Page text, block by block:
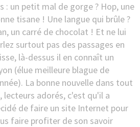
: un petit mal de gorge ? Hop, une
tisane ! Une langue qui brûle ?
un carré de chocolat ! Et ne lui
surtout pas des passages en
là-dessus il en connaît un
(élue meilleure blague de
La bonne nouvelle dans tout
lecteurs adorés, c'est qu'il a
de faire un site Internet pour
faire profiter de son savoir